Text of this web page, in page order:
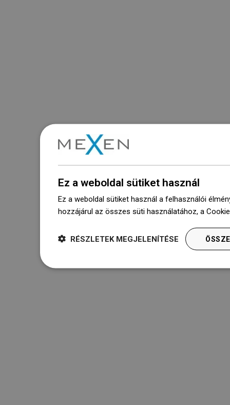
Ez a weboldal sütiket használ
Ez a weboldal sütiket használ a felhasználói
hozzájárul az összes süti használatához, a
RÉSZLETEK MEGJELENÍTÉSE